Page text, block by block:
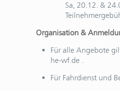
Sa, 20.12. &
Organisation &
Für alle Angebote
he-wf.de .
Für Fahrdienst und